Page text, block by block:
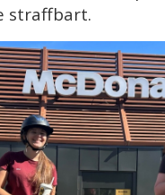
straffbart.